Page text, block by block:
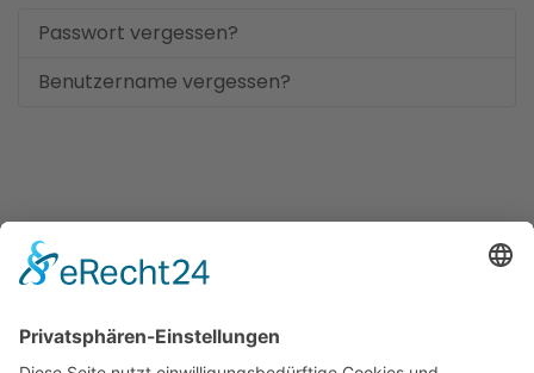
Passwort vergessen?
Benutzername vergessen?
Velsenstraße 7, 46240 Bottrop